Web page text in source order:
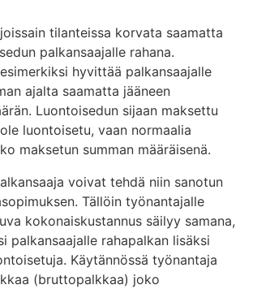
tilanteissa korvata saamatta
palkansaajalle rahana.
hyvittää palkansaajalle
ajalta saamatta jääneen
Luontoisedun sijaan maksettu
luontoisetu, vaan normaalia
maksetun summan määräisenä.
voivat tehdä niin sanotun
Tällöin työnantajalle
kokonaiskustannus säilyy samana,
palkansaajalle rahapalkan lisäksi
Käytännössä työnantaja
(bruttopalkkaa) joko